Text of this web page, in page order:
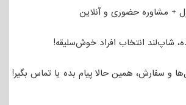
+ مشاوره حضوری و آنلاین
شاپ‌لند انتخاب افراد خوش‌سلیقه!
و سفارش، همین حالا پیام بده یا تماس بگیر!